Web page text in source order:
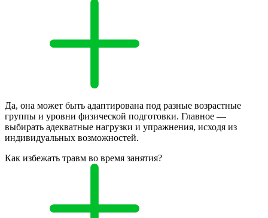
Да, она может быть адаптирована под разные возрастные
группы и уровни физической подготовки. Главное —
выбирать адекватные нагрузки и упражнения, исходя из
индивидуальных возможностей.
Как избежать травм во время занятия?